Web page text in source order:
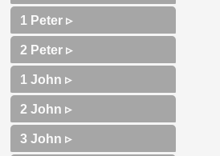
1 Peter ▹
2 Peter ▹
1 John ▹
2 John ▹
3 John ▹